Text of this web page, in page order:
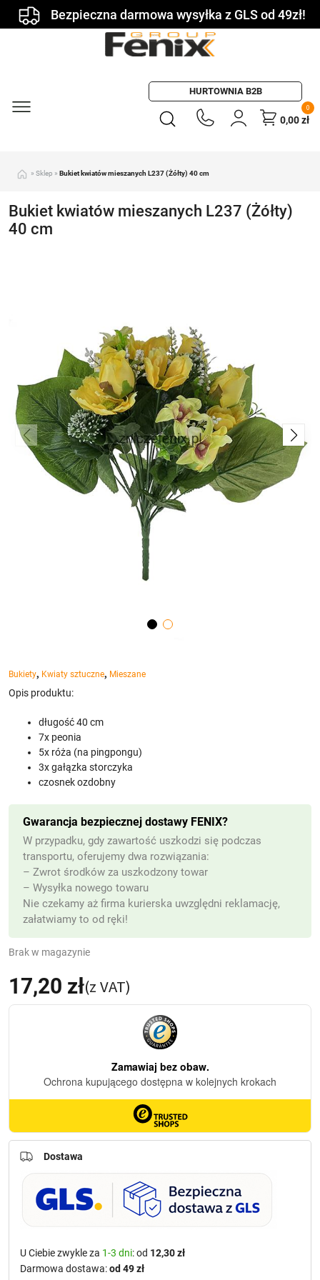
Bezpieczna darmowa wysyłka z GLS od 49zł!
HURTOWNIA B2B
0
0,00zł
» Sklep » Bukiet kwiatów mieszanych L237 (Żółty) 40 cm
Bukiet kwiatów mieszanych L237 (Żółty)
40 cm
Bukiety, Kwiaty sztuczne, Mieszane
17,20 zł(z VAT)
Opis produktu:
długość 40 cm
7x peonia
5x róża (na pingpongu)
3x gałązka storczyka
czosnek ozdobny
Brak w magazynie
Gwarancja bezpiecznej dostawy FENIX?
W przypadku, gdy zawartość uszkodzi się podczas
transportu, oferujemy dwa rozwiązania:
– Zwrot środków za uszkodzony towar
– Wysyłka nowego towaru
Nie czekamy aż firma kurierska uwzględni reklamację,
załatwiamy to od ręki!
Dostawa
U Ciebie zwykle za 1-3 dni: od 12,30 zł
Darmowa dostawa:od 49 zł